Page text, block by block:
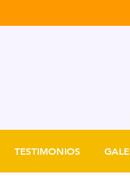
TESTIMONIOS